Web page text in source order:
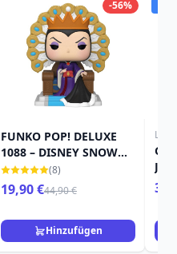
-56%
FUNKO POP! DELUXE
1088 – DISNEY SNOW
WHITE – DIE BÖSE
KÖNIGIN AUF IHREM
THRON
(8)
19,90 €44,90 €
Hinzufügen